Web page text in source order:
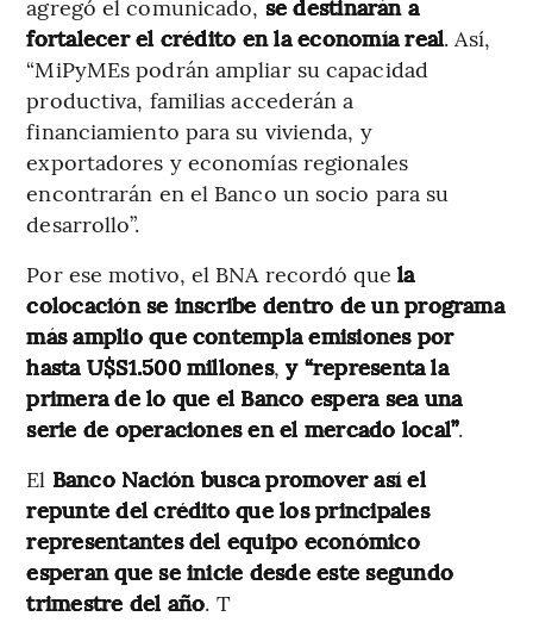
agregó el comunicado, se destinarán a
fortalecer el crédito en la economía real. Así,
“MiPyMEs podrán ampliar su capacidad
productiva, familias accederán a
financiamiento para su vivienda, y
exportadores y economías regionales
encontrarán en el Banco un socio para su
desarrollo”.
Por ese motivo, el BNA recordó que la
colocación se inscribe dentro de un programa
más amplio que contempla emisiones por
hasta U$S1.500 millones,y “representa la
primera de lo que el Banco espera sea una
serie de operaciones en el mercado local”.
El Banco Nación busca promover así el
repunte del crédito que los principales
representantes del equipo económico
esperan que se inicie desde este segundo
trimestre del año. T